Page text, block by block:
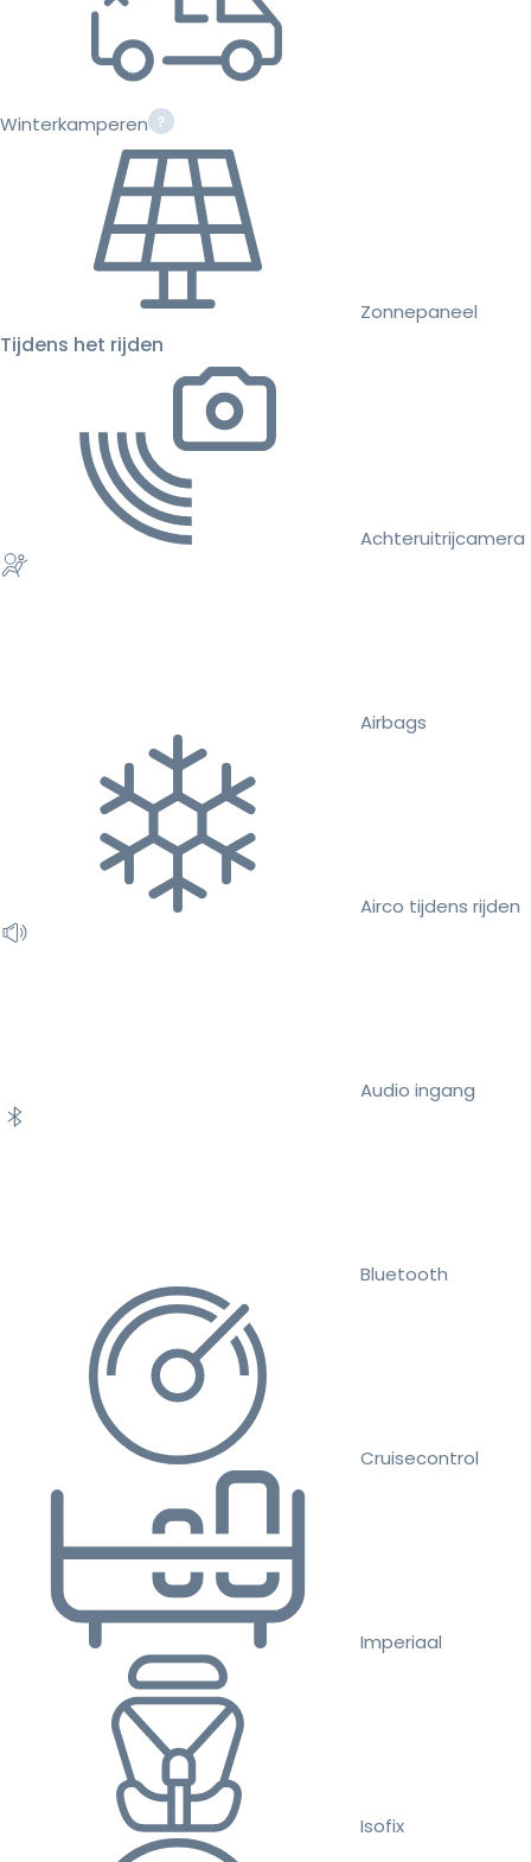
Winterkamperen
Zonnepaneel
Tijdens het rijden
Achteruitrijcamera
Airbags
Airco tijdens rijden
Audio ingang
Bluetooth
Cruisecontrol
Imperiaal
Isofix